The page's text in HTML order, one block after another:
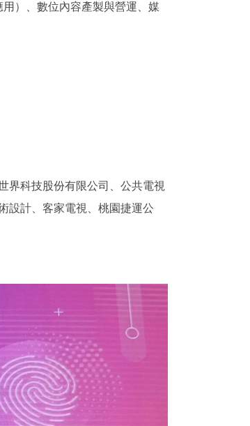
）、數位內容產製與營運、媒
界科技股份有限公司、公共電視
設計、客家電視、桃園捷運公